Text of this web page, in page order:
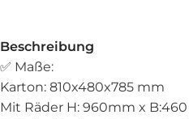
Beschreibung
✅ Maße:
Karton: 810x480x785 mm
Mit Räder H: 960mm x